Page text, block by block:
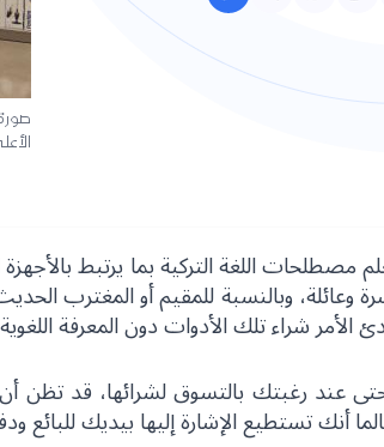
مصطلحات اللغة التركية بما يرتبط
وعائلة، وبالنسبة للمقيم أو المغترب
الأمر شراء تلك الأدوات دون المعرفة
عند رغبتك بالتسوق لشرائها، قد تظن
أنك تستطيع الإشارة إليها بيديك للبائع